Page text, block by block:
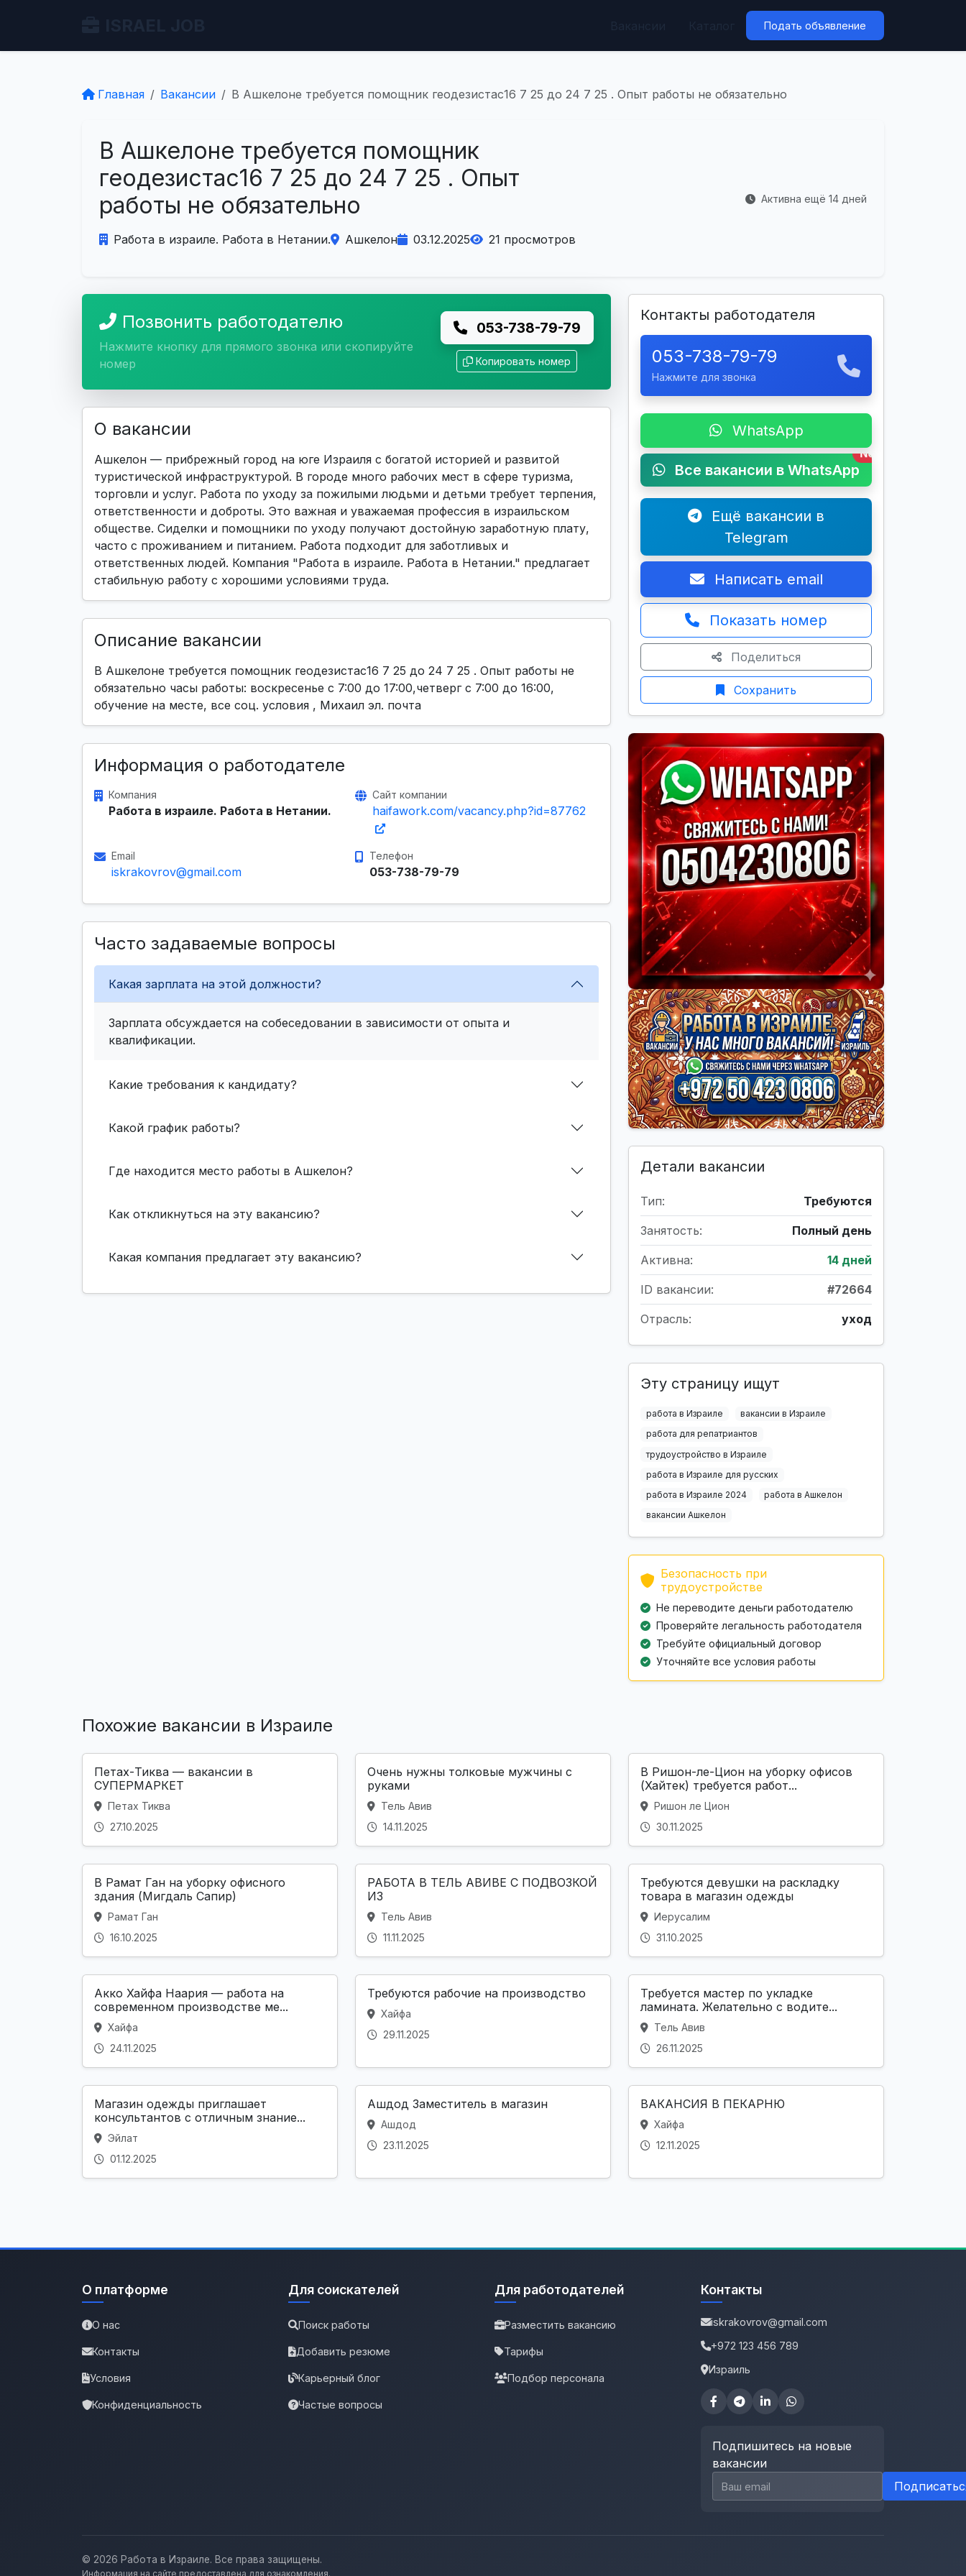
Подать объявление
Главная Вакансии В Ашкелоне требуется помощник геодезистас16 7 25 до 24 7 25 . Опыт работы не обязательно
В Ашкелоне требуется помощник
геодезистас16 7 25 до 24 7 25 . Опыт
работы не обязательно
Работа в израиле. Работа в Нетании. Ашкелон 03.12.2025 21 просмотров
Активна ещё 14 дней
Позвонить работодателю
Нажмите кнопку для прямого звонка или скопируйте
номер
053-738-79-79
Копировать номер
О вакансии
Ашкелон — прибрежный город на юге Израиля с богатой историей и развитой
туристической инфраструктурой. В городе много рабочих мест в сфере туризма,
торговли и услуг. Работа по уходу за пожилыми людьми и детьми требует терпения,
ответственности и доброты. Это важная и уважаемая профессия в израильском
обществе. Сиделки и помощники по уходу получают достойную заработную плату,
часто с проживанием и питанием. Работа подходит для заботливых и
ответственных людей. Компания "Работа в израиле. Работа в Нетании." предлагает
стабильную работу с хорошими условиями труда.
Описание вакансии
В Ашкелоне требуется помощник геодезистас16 7 25 до 24 7 25 . Опыт работы не
обязательно часы работы: воскресенье с 7:00 до 17:00,четверг с 7:00 до 16:00,
обучение на месте, все соц. условия , Михаил эл. почта
Информация о работодателе
Компания
Работа в израиле. Работа в Нетании.
Сайт компании
haifawork.com/vacancy.php?id=87762
Email
iskrakovrov@gmail.com
Телефон
053-738-79-79
Часто задаваемые вопросы
Какая зарплата на этой должности?
Зарплата обсуждается на собеседовании в зависимости от опыта и
квалификации.
Какие требования к кандидату?
Какой график работы?
Где находится место работы в Ашкелон?
Как откликнуться на эту вакансию?
Какая компания предлагает эту вакансию?
Контакты работодателя
053-738-79-79
Нажмите для звонка
WhatsApp
Все вакансии в WhatsApp
New
Ещё вакансии в
Telegram
Написать email
Показать номер
Поделиться
Сохранить
Детали вакансии
Тип: Требуются
Занятость: Полный день
Активна: 14 дней
ID вакансии: #72664
Отрасль: уход
Эту страницу ищут
работа в Израиле
вакансии в Израиле
работа для репатриантов
трудоустройство в Израиле
работа в Израиле для русских
работа в Израиле 2024
работа в Ашкелон
вакансии Ашкелон
Безопасность при
трудоустройстве
Не переводите деньги работодателю
Проверяйте легальность работодателя
Требуйте официальный договор
Уточняйте все условия работы
Похожие вакансии в Израиле
Петах-Тиква — вакансии в
СУПЕРМАРКЕТ
Петах Тиква
27.10.2025
Очень нужны толковые мужчины с
руками
Тель Авив
14.11.2025
В Ришон-ле-Цион на уборку офисов
(Хайтек) требуется работ...
Ришон ле Цион
30.11.2025
В Рамат Ган на уборку офисного
здания (Мигдаль Сапир)
Рамат Ган
16.10.2025
РАБОТА В ТЕЛЬ АВИВЕ С ПОДВОЗКОЙ
ИЗ
Тель Авив
11.11.2025
Требуются девушки на раскладку
товара в магазин одежды
Иерусалим
31.10.2025
Акко Хайфа Наария — работа на
современном производстве ме...
Хайфа
24.11.2025
Требуются рабочие на производство
Хайфа
29.11.2025
Требуется мастер по укладке
ламината. Желательно с водите...
Тель Авив
26.11.2025
Магазин одежды приглашает
консультантов с отличным знание...
Эйлат
01.12.2025
Ашдод Заместитель в магазин
Ашдод
23.11.2025
ВАКАНСИЯ В ПЕКАРНЮ
Хайфа
12.11.2025
О платформе
О нас
Контакты
Условия
Конфиденциальность
Для соискателей
Поиск работы
Добавить резюме
Карьерный блог
Частые вопросы
Для работодателей
Разместить вакансию
Тарифы
Подбор персонала
Контакты
iskrakovrov@gmail.com
+972 123 456 789
Израиль
Подпишитесь на новые
вакансии
Email для подписки
© 2026 Работа в Израиле. Все права защищены.
Информация на сайте предоставлена для ознакомления.